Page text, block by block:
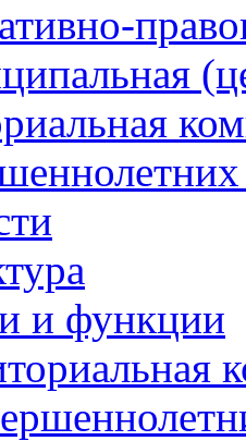
и функции